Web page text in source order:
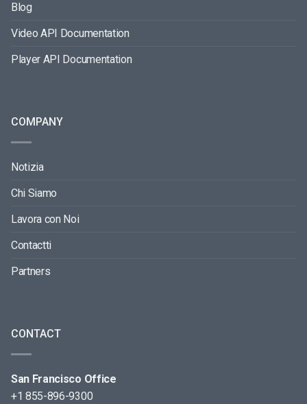
Blog
Video API Documentation
Player API Documentation
COMPANY
Notizia
Chi Siamo
Lavora con Noi
Contactti
Partners
CONTACT
San Francisco Office
+1 855-896-9300